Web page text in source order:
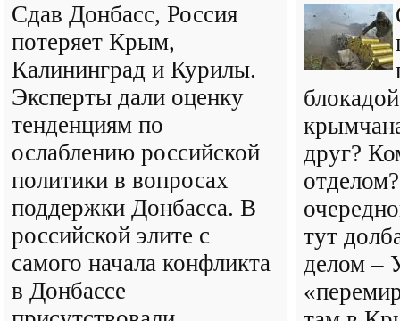
Сдав Донбасс, Россия
потеряет Крым,
Калининград и Курилы.
Эксперты дали оценку
тенденциям по
ослаблению российской
политики в вопросах
поддержки Донбасса. В
российской элите с
самого начала конфликта
в Донбассе
друг?
тут
делом –